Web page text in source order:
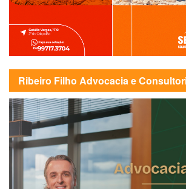
Ribeiro Filho Advocacia e